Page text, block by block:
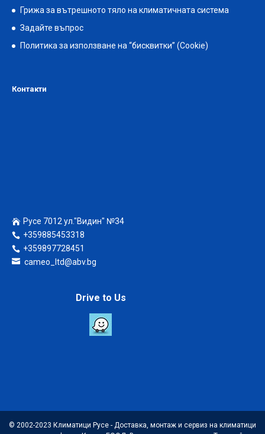
Грижа за вътрешното тяло на климатичната система
Задайте въпрос
Политика за използване на “бисквитки” (Cookie)
Контакти
Русе 7012 ул."Видин" №34
+359885453318
+359897728451
cameo_ltd@abv.bg
Drive to Us
© 2002-2023 Климатици Русе - Доставка, монтаж и сервиз на климатици